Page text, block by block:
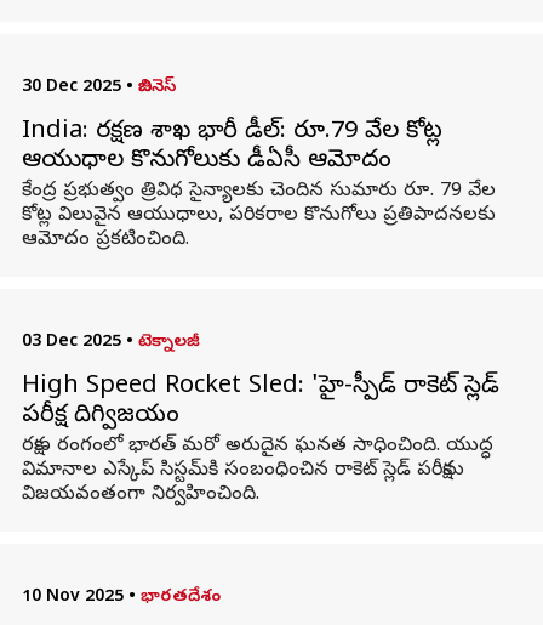
30 Dec 2025 • బిజినెస్
India: రక్షణ శాఖ భారీ డీల్: రూ.79 వేల కోట్ల
ఆయుధాల కొనుగోలుకు డీఏసీ ఆమోదం
కేంద్ర ప్రభుత్వం త్రివిధ సైన్యాలకు చెందిన సుమారు రూ. 79 వేల
కోట్ల విలువైన ఆయుధాలు, పరికరాల కొనుగోలు ప్రతిపాదనలకు
ఆమోదం ప్రకటించింది.
03 Dec 2025 • టెక్నాలజీ
High Speed Rocket Sled: 'హై-స్పీడ్‌ రాకెట్‌ స్లెడ్‌
పరీక్ష దిగ్విజయం
రక్షణ రంగంలో భారత్‌ మరో అరుదైన ఘనత సాధించింది. యుద్ధ
విమానాల ఎస్కేప్‌ సిస్టమ్‌కి సంబంధించిన రాకెట్‌ స్లెడ్‌ పరీక్షను
విజయవంతంగా నిర్వహించింది.
10 Nov 2025 • భారతదేశం